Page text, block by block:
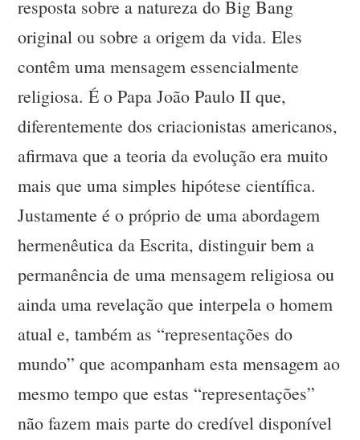
resposta sobre a natureza do Big Bang
original ou sobre a origem da vida. Eles
contêm uma mensagem essencialmente
religiosa. É o Papa João Paulo II que,
diferentemente dos criacionistas americanos,
afirmava que a teoria da evolução era muito
mais que uma simples hipótese científica.
Justamente é o próprio de uma abordagem
hermenêutica da Escrita, distinguir bem a
permanência de uma mensagem religiosa ou
ainda uma revelação que interpela o homem
atual e, também as “representações do
mundo” que acompanham esta mensagem ao
mesmo tempo que estas “representações”
não fazem mais parte do credível disponível